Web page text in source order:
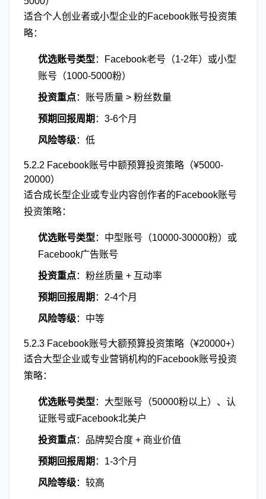
适合个人创业者或小型企业的Facebook账号投资策
略：
优选账号类型 ：Facebook老号（1-2年）或小型
账号（1000-5000粉）
投资重点：账号质量 > 粉丝数量
预期回报周期 ：3-6个月
风险等级：低
5.2.2 Facebook账号中额预算投资策略（¥5000-
20000）
适合成长型企业或专业内容创作者的Facebook账号
投资策略：
优选账号类型 ：中型账号（10000-30000粉）或
Facebook广告账号
投资重点：粉丝质量 + 互动率
预期回报周期 ：2-4个月
风险等级：中等
5.2.3 Facebook账号大额预算投资策略（¥20000+）
适合大型企业或专业营销机构的Facebook账号投资
策略：
优选账号类型 ：大型账号（50000粉以上）、认
证账号或Facebook北美户
投资重点：品牌契合度 + 商业价值
预期回报周期 ：1-3个月
风险等级：较高